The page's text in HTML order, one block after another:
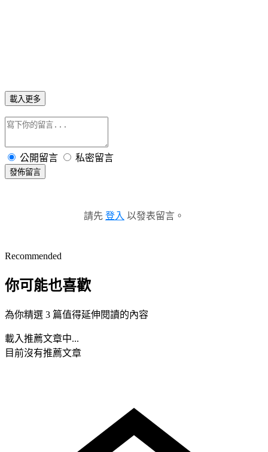
載入更多
公開留言 私密留言
發佈留言
請先 登入 以發表留言。
Recommended
你可能也喜歡
為你精選 3 篇值得延伸閱讀的內容
載入推薦文章中...
目前沒有推薦文章